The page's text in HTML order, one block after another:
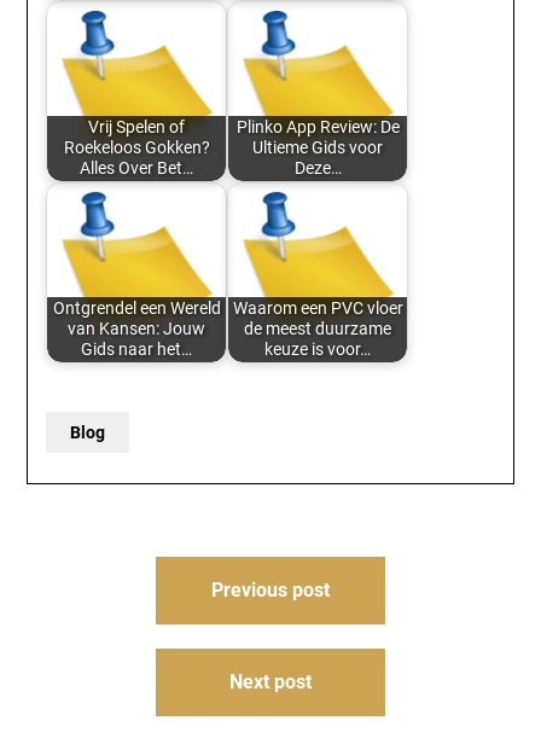
Vrij Spelen of
Roekeloos Gokken?
Alles Over Bet…
Plinko App Review: De
Ultieme Gids voor
Deze…
Ontgrendel een Wereld
van Kansen: Jouw
Gids naar het…
Waarom een PVC vloer
de meest duurzame
keuze is voor…
Blog
Previous post
Next post